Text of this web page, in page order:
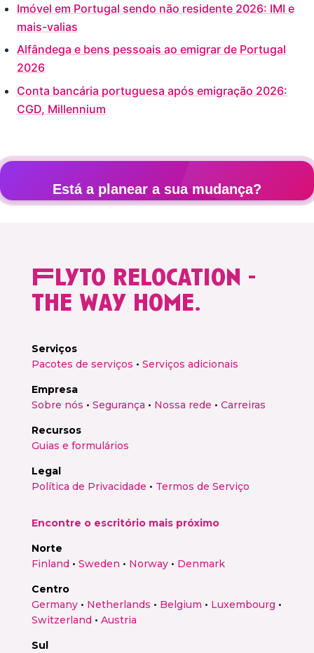
Imóvel em Portugal sendo não residente 2026: IMI e
mais-valias
Alfândega e bens pessoais ao emigrar de Portugal
2026
Conta bancária portuguesa após emigração 2026:
CGD, Millennium
Está a planear a sua mudança?
Orçamento gratuito →
Flyto relocation -
the way home.
Serviços
Pacotes de serviços • Serviços adicionais
Empresa
Sobre nós • Segurança • Nossa rede • Carreiras
Recursos
Guias e formulários
Legal
Política de Privacidade • Termos de Serviço
Encontre o escritório mais próximo
Norte
Finland• Sweden • Norway• Denmark
Centro
Germany• Netherlands • Belgium • Luxembourg •
Switzerland• Austria
Sul